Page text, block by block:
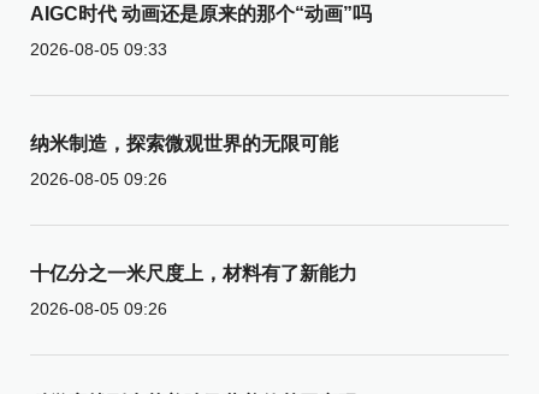
AIGC时代 动画还是原来的那个“动画”吗
2026-08-05 09:33
纳米制造，探索微观世界的无限可能
2026-08-05 09:26
十亿分之一米尺度上，材料有了新能力
2026-08-05 09:26